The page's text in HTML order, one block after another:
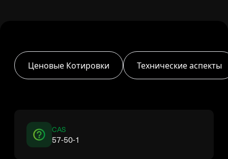
Ценовые Котировки Технические аспекты
CAS
57-50-1